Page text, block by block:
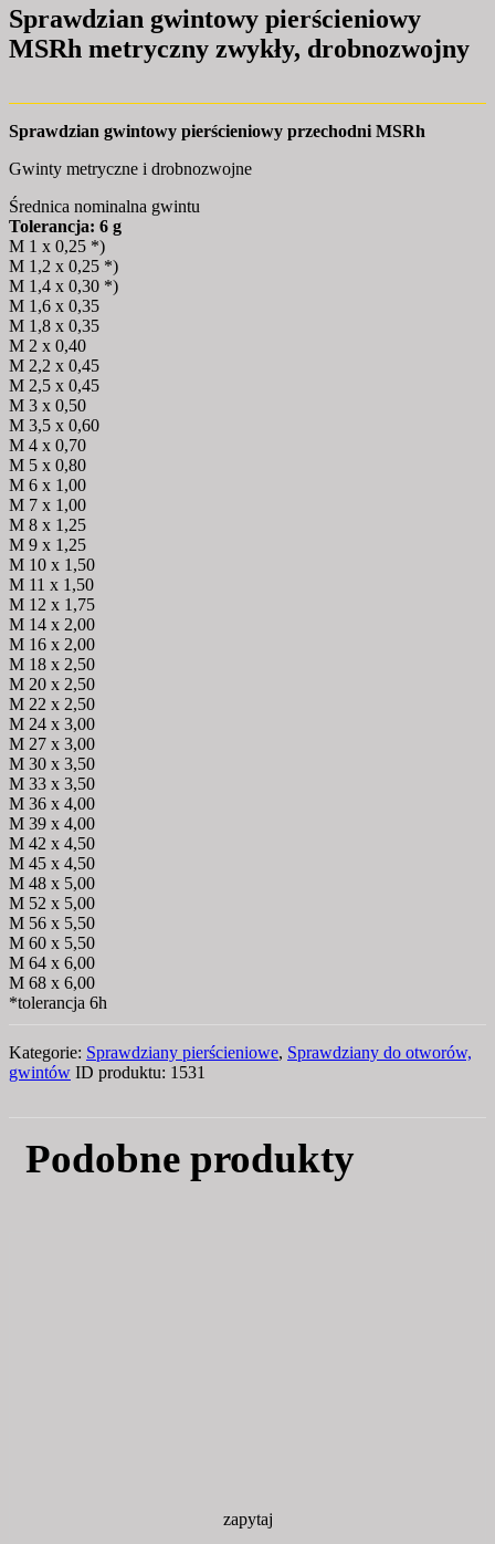
Sprawdzian gwintowy pierścieniowy
MSRh metryczny zwykły, drobnozwojny
Sprawdzian gwintowy pierścieniowy przechodni MSRh
Gwinty metryczne i drobnozwojne
Średnica nominalna gwintu
Tolerancja: 6 g
M 1 x 0,25 *)
M 1,2 x 0,25 *)
M 1,4 x 0,30 *)
M 1,6 x 0,35
M 1,8 x 0,35
M 2 x 0,40
M 2,2 x 0,45
M 2,5 x 0,45
M 3 x 0,50
M 3,5 x 0,60
M 4 x 0,70
M 5 x 0,80
M 6 x 1,00
M 7 x 1,00
M 8 x 1,25
M 9 x 1,25
M 10 x 1,50
M 11 x 1,50
M 12 x 1,75
M 14 x 2,00
M 16 x 2,00
M 18 x 2,50
M 20 x 2,50
M 22 x 2,50
M 24 x 3,00
M 27 x 3,00
M 30 x 3,50
M 33 x 3,50
M 36 x 4,00
M 39 x 4,00
M 42 x 4,50
M 45 x 4,50
M 48 x 5,00
M 52 x 5,00
M 56 x 5,50
M 60 x 5,50
M 64 x 6,00
M 68 x 6,00
*tolerancja 6h
Kategorie: Sprawdziany pierścieniowe, Sprawdziany do otworów,
gwintów ID produktu: 1531
Podobne produkty
zapytaj